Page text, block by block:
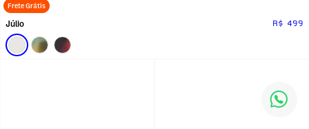
Frete Grátis
Júlio R$ 499